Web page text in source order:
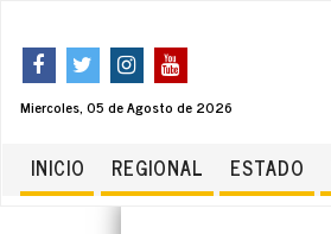
Miercoles, 05 de Agosto de 2026
INICIO REGIONAL ESTADO